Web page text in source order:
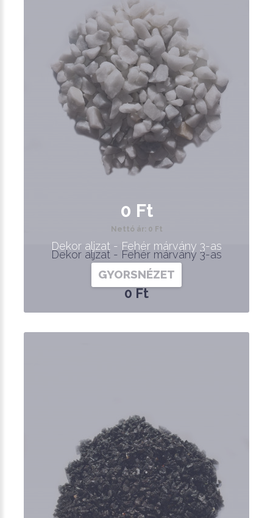
Dekor aljzat - Fehér márvány 3-as
0 Ft
0 Ft
Nettó ár: 0 Ft
Dekor aljzat - Fehér márvány 3-as
GYORSNÉZET